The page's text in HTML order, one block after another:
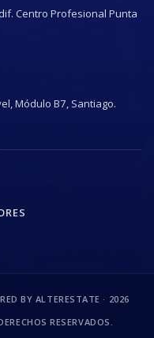
Centro Profesional Punta
Módulo B7, Santiago.
BY ALTERESTATE · 2026
RESERVADOS.